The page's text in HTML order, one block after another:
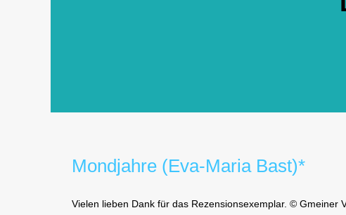
Mondjahre (Eva-Maria Bast)*
Vielen lieben Dank für das Rezensionsexemplar. © Gmeiner